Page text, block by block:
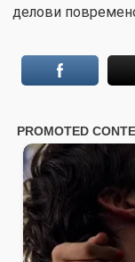
делови